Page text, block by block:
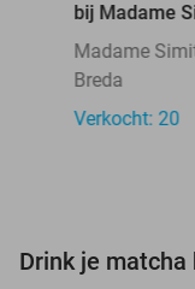
bij Madame
Madame
Breda
Verkocht: 20
Drink je